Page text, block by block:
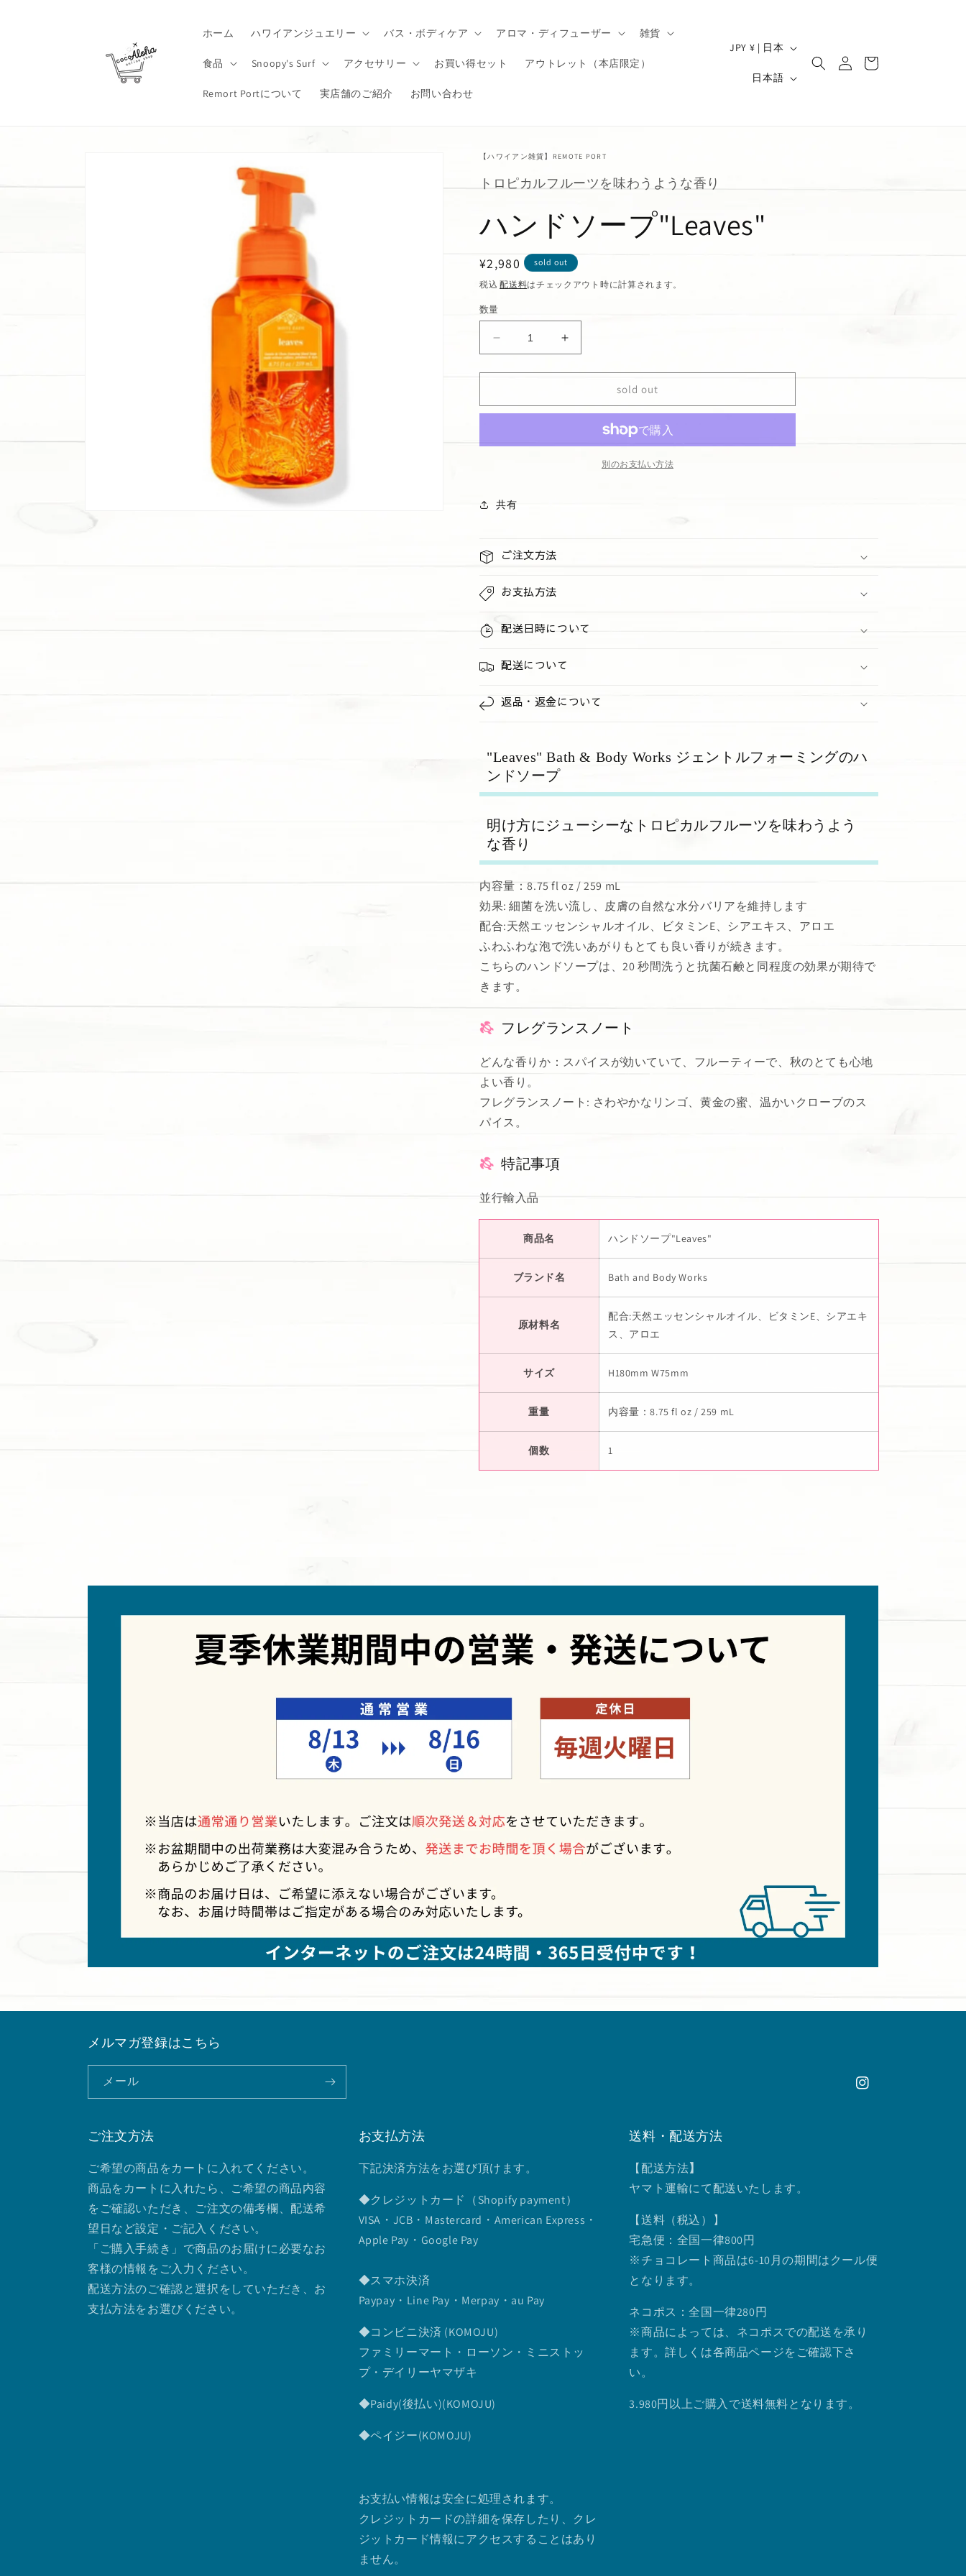
ホーム ハワイアンジュエリー バス・ボディケア アロマ・ディフューザー 雑貨
食品 Snoopy's Surf アクセサリー お買い得セット アウトレット（本店限定）
Remort Portについて 実店舗のご紹介 お問い合わせ
国
JPY ¥ | 日本
言
日本語
イ
ー
【ハワイアン雑貨】REMOTE PORT
トロピカルフルーツを味わうような香り
ハンドソープ"Leaves"
通
常
価
格
¥2,980 sold out
税込配送料はチェックアウト時に計算されます。
数量
ー
&quot;Leaves&quot;
量
ら
ハ
ー
&quot;Leaves&quot;
sold out
別のお支払い方法
共有
ご注文方法
お支払方法
配送日時について
配送について
返品・返金について
"Leaves" Bath & Body Works ジェントルフォーミングのハ
ンドソープ
明け方にジューシーなトロピカルフルーツを味わうよう
な香り
内容量：8.75 fl oz / 259 mL
効果: 細菌を洗い流し、皮膚の自然な水分バリアを維持します
配合:天然エッセンシャルオイル、ビタミンE、シアエキス、アロエ
ふわふわな泡で洗いあがりもとても良い香りが続きます。
こちらのハンドソープは、20 秒間洗うと抗菌石鹸と同程度の効果が期待で
きます。
フレグランスノート
どんな香りか：スパイスが効いていて、フルーティーで、秋のとても心地
よい香り。
フレグランスノート: さわやかなリンゴ、黄金の蜜、温かいクローブのス
パイス。
特記事項
並行輸入品
商品名 ハンドソープ"Leaves"
ブランド名 Bath and Body Works
原材料名
配合:天然エッセンシャルオイル、ビタミンE、シアエキ
ス、アロエ
サイズ H180mm W75mm
重量 内容量：8.75 fl oz / 259 mL
個数 1
メルマガ登録はこちら
メール
Instagram
ご注文方法
ご希望の商品をカートに入れてください。
商品をカートに入れたら、ご希望の商品内容
をご確認いただき、ご注文の備考欄、配送希
望日など設定・ご記入ください。
「ご購入手続き」で商品のお届けに必要なお
客様の情報をご入力ください。
配送方法のご確認と選択をしていただき、お
支払方法をお選びください。
お支払方法
下記決済方法をお選び頂けます。
◆クレジットカード（Shopify payment）
VISA・JCB・Mastercard・American Express・
Apple Pay・Google Pay
◆スマホ決済
Paypay・Line Pay・Merpay・au Pay
◆コンビニ決済 (KOMOJU)
ファミリーマート・ローソン・ミニストッ
プ・デイリーヤマザキ
◆Paidy(後払い)(KOMOJU)
◆ペイジー(KOMOJU)
お支払い情報は安全に処理されます。
クレジットカードの詳細を保存したり、クレ
ジットカード情報にアクセスすることはあり
ません。
送料・配送方法
【配送方法】
ヤマト運輸にて配送いたします。
【送料（税込）】
宅急便：全国一律800円
※チョコレート商品は6-10月の期間はクール便
となります。
ネコポス：全国一律280円
※商品によっては、ネコポスでの配送を承り
ます。詳しくは各商品ページをご確認下さ
い。
3.980円以上ご購入で送料無料となります。